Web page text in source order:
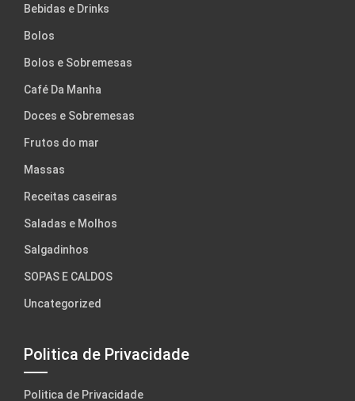
Bebidas e Drinks
Bolos
Bolos e Sobremesas
Café Da Manha
Doces e Sobremesas
Frutos do mar
Massas
Receitas caseiras
Saladas e Molhos
Salgadinhos
SOPAS E CALDOS
Uncategorized
Politica de Privacidade
Politica de Privacidade